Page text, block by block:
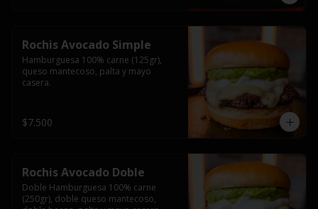
Rochis Avocado Simple
Hamburguesa 100% carne (125gr),
queso mantecoso, palta y mayo
casera.
$7.500
Rochis Avocado Doble
Doble Hamburguesa 100% carne
(250gr), doble queso mantecoso,